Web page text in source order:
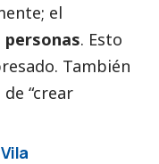
el
. Esto
También
“crear